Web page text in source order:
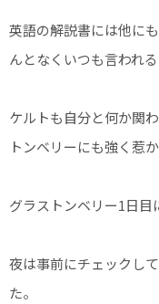
英語の解説書には他に
んとなくいつも言われ
ケルトも自分と何か関
トンベリーにも強く惹
グラストンベリー1日目
夜は事前にチェックし
た。